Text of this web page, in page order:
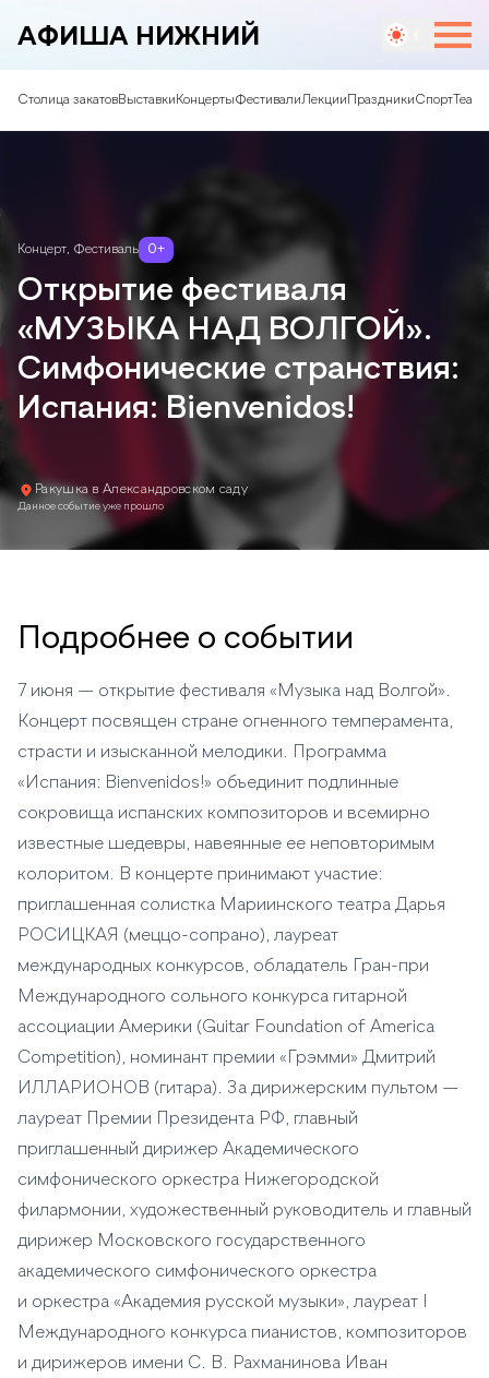
АФИША НИЖНИЙ
Столица закатовВыставкиКонцертыФестивалиЛекции ПраздникиСпорт
Концерт, Фестиваль 0+
Открытие фестиваля
«МУЗЫКА НАД ВОЛГОЙ».
Симфонические странствия:
Испания: Bienvenidos!
Ракушка в Александровском саду
Данное событие уже прошло
Подробнее о событии
7 июня — открытие фестиваля «Музыка над Волгой».
Концерт посвящен стране огненного темперамента,
страсти и изысканной мелодики. Программа
«Испания: Bienvenidos!» объединит подлинные
сокровища испанских композиторов и всемирно
известные шедевры, навеянные ее неповторимым
колоритом. В концерте принимают участие:
приглашенная солистка Мариинского театра Дарья
РОСИЦКАЯ (меццо-сопрано), лауреат
международных конкурсов, обладатель Гран-при
Международного сольного конкурса гитарной
ассоциации Америки (Guitar Foundation of America
Competition), номинант премии «Грэмми» Дмитрий
ИЛЛАРИОНОВ (гитара). За дирижерским пультом —
лауреат Премии Президента РФ, главный
приглашенный дирижер Академического
симфонического оркестра Нижегородской
филармонии, художественный руководитель и главный
дирижер Московского государственного
академического симфонического оркестра
и оркестра «Академия русской музыки», лауреат I
Международного конкурса пианистов, композиторов
и дирижеров имени С. В. Рахманинова Иван